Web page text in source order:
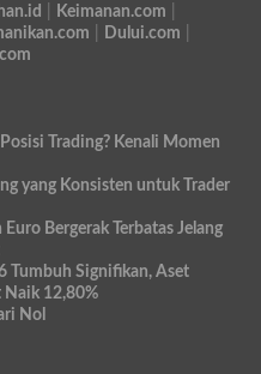
Keimanan.com
Dului.com
Trading? Kenali Momen
yang Konsisten untuk Trader
Bergerak Terbatas Jelang
Tumbuh Signifikan, Aset
Naik 12,80%
Nol